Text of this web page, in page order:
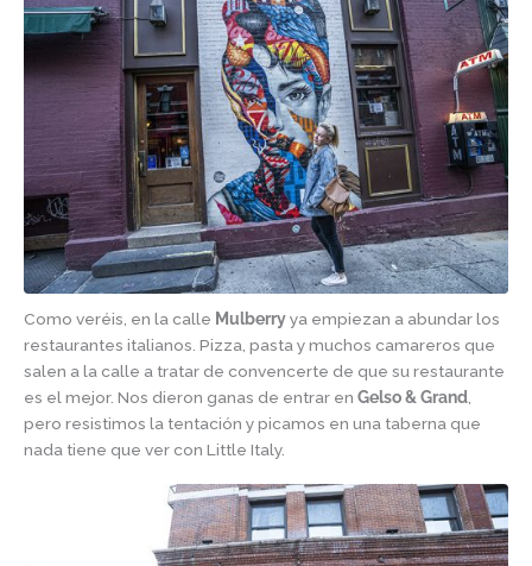
Como veréis, en la calle Mulberryya empiezan a abundar los
restaurantes italianos. Pizza, pasta y muchos camareros que
salen a la calle a tratar de convencerte de que su restaurante
es el mejor. Nos dieron ganas de entrar en Gelso & Grand
pero resistimos la tentación y picamos en una taberna que
nada tiene que ver con Little Italy.